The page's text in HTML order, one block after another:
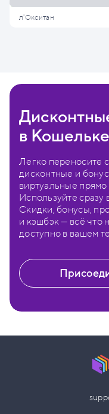
л'Окситан
в Кошельке
Легко переносите
дисконтные и
виртуальные
Используйте сразу
Скидки, бонусы,
и кэшбэк — всё что
доступно в вашем